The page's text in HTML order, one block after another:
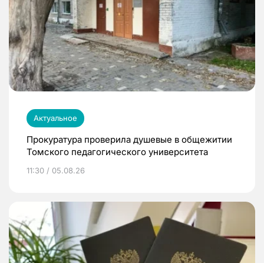
Актуальное
Прокуратура проверила душевые в общежитии
Томского педагогического университета
11:30 / 05.08.26